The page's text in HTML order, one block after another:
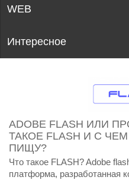
WEB
Интересное
ADOBE FLASH ИЛИ
ТАКОЕ FLASH И С
ПИЩУ?
Что такое FLASH? Adobe
платформа, разработанная